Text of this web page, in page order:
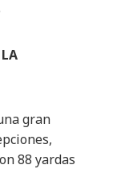
gran
88 yardas